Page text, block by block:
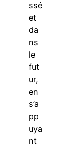
ssé
et
da
ns
le
fut
ur,
en
s’a
pp
uya
nt